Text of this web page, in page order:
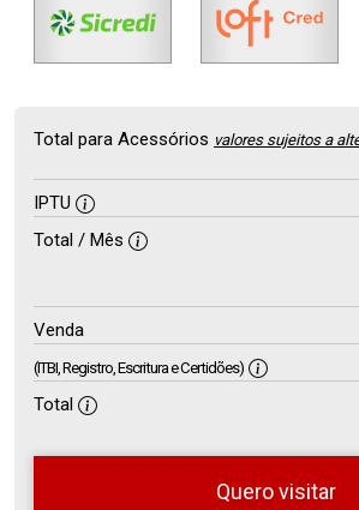
Total para Acessórios valores sujeitos a
IPTU
Total / Mês
Venda
(ITBI, Registro, Escritura e Certidões)
Total
Quero visitar